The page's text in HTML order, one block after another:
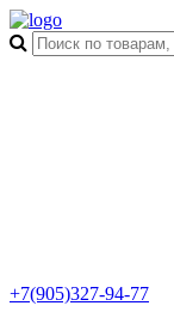
+7(905)327-94-77